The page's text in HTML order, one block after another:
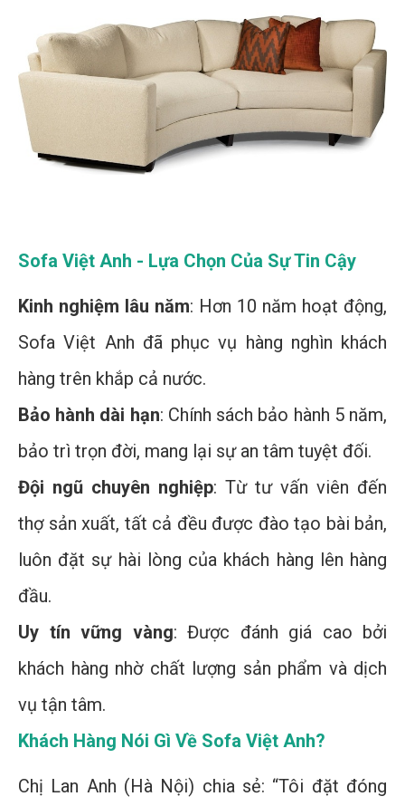
Sofa Việt Anh - Lựa Chọn Của Sự Tin Cậy
Kinh nghiệm lâu năm: Hơn 10 năm hoạt động,
Sofa Việt Anh đã phục vụ hàng nghìn khách
hàng trên khắp cả nước.
Bảo hành dài hạn: Chính sách bảo hành 5 năm,
bảo trì trọn đời, mang lại sự an tâm tuyệt đối.
Đội ngũ chuyên nghiệp: Từ tư vấn viên đến
thợ sản xuất, tất cả đều được đào tạo bài bản,
luôn đặt sự hài lòng của khách hàng lên hàng
đầu.
Uy tín vững vàng: Được đánh giá cao bởi
khách hàng nhờ chất lượng sản phẩm và dịch
vụ tận tâm.
Khách Hàng Nói Gì Về Sofa Việt Anh?
Chị Lan Anh (Hà Nội) chia sẻ: “Tôi đặt đóng